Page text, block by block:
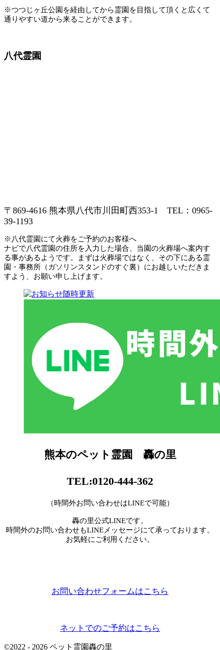
※つつじヶ丘公園を経由してから霊園を目指して頂くと広くて
通りやすい道から来ることができます。
八代霊園
〒869-4616 熊本県八代市川田町西353-1 TEL：0965-
39-1193
※八代霊園にて火葬をご予約のお客様へ
ナビで八代霊園の住所を入力した場合、当園の火葬場へ案内す
る事があるようです。まずは火葬場ではなく、その下にある霊
園・事務所（ガソリンスタンドのすぐ裏）にお越しいただきま
すよう、お願い申し上げます。
熊本のペット霊園 轟の里
TEL:0120-444-362
（時間外お問い合わせはLINEで可能）
轟の里公式LINEです。
時間外のお問い合わせもLINEメッセージにて承っております。
お気軽にご利用ください。
お問い合わせフォームはこちら
ネットでのご予約はこちら
©2022 - 2026 ペット霊園轟の里